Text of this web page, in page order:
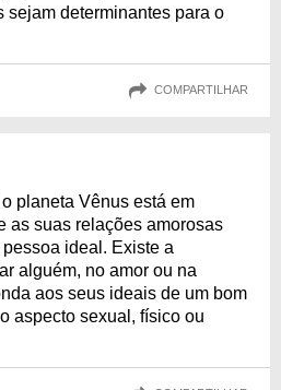
sejam determinantes para o
COMPARTILHAR
planeta Vênus está em
as suas relações amorosas
ideal. Existe a
alguém, no amor ou na
aos seus ideais de um bom
aspecto sexual, físico ou